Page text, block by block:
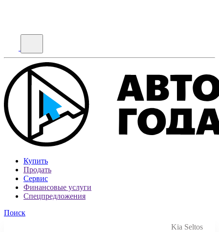
Купить
Продать
Сервис
Финансовые услуги
Спецпредложения
Поиск
Kia Seltos